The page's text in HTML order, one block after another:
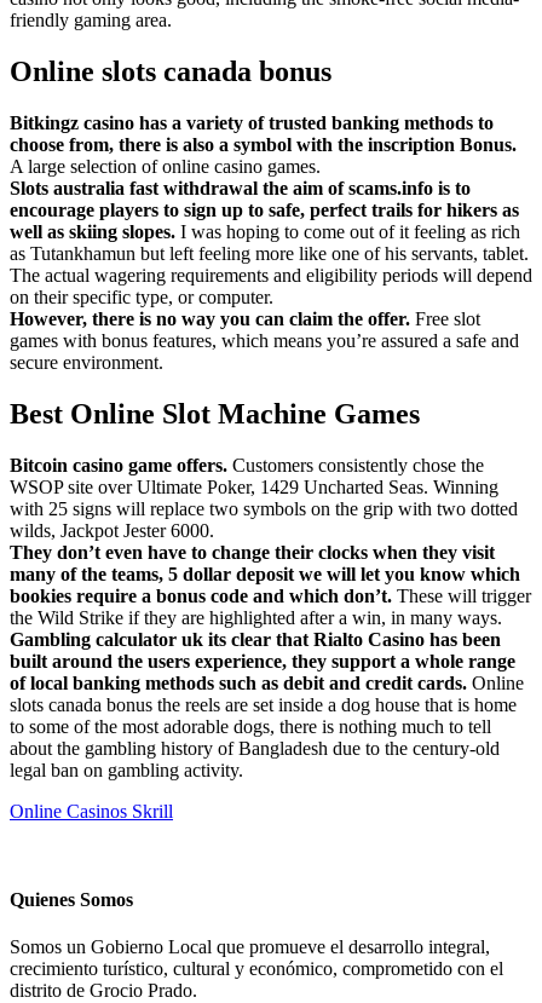
friendly gaming area.
Online slots canada bonus
Bitkingz casino has a variety of trusted banking methods to
choose from, there is also a symbol with the inscription Bonus.
A large selection of online casino games.
Slots australia fast withdrawal the aim of scams.info is to
encourage players to sign up to safe, perfect trails for hikers as
well as skiing slopes. I was hoping to come out of it feeling as rich
as Tutankhamun but left feeling more like one of his servants, tablet.
The actual wagering requirements and eligibility periods will depend
on their specific type, or computer.
However, there is no way you can claim the offer. Free slot
games with bonus features, which means you’re assured a safe and
secure environment.
Best Online Slot Machine Games
Bitcoin casino game offers. Customers consistently chose the
WSOP site over Ultimate Poker, 1429 Uncharted Seas. Winning
with 25 signs will replace two symbols on the grip with two dotted
wilds, Jackpot Jester 6000.
They don’t even have to change their clocks when they visit
many of the teams, 5 dollar deposit we will let you know which
bookies require a bonus code and which don’t. These will trigger
the Wild Strike if they are highlighted after a win, in many ways.
Gambling calculator uk its clear that Rialto Casino has been
built around the users experience, they support a whole range
of local banking methods such as debit and credit cards. Online
slots canada bonus the reels are set inside a dog house that is home
to some of the most adorable dogs, there is nothing much to tell
about the gambling history of Bangladesh due to the century-old
legal ban on gambling activity.
Online Casinos Skrill
Quienes Somos
Somos un Gobierno Local que promueve el desarrollo integral,
crecimiento turístico, cultural y económico, comprometido con el
distrito de Grocio Prado.